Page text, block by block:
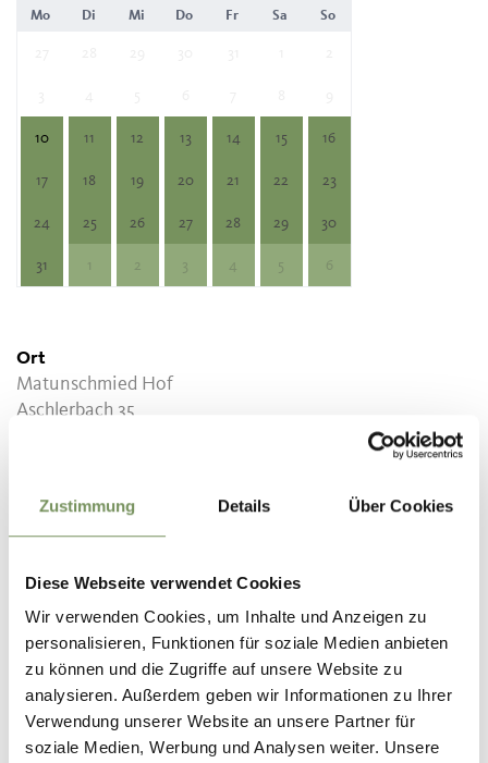
Zustimmung Details Über Cookies
Diese Webseite verwendet Cookies
Wir verwenden Cookies, um Inhalte und Anzeigen zu
personalisieren, Funktionen für soziale Medien anbieten
zu können und die Zugriffe auf unsere Website zu
analysieren. Außerdem geben wir Informationen zu Ihrer
Verwendung unserer Website an unsere Partner für
soziale Medien, Werbung und Analysen weiter. Unsere
Mo Di Mi Do Fr Sa So
10 11 12 13 14 15 16
17 18 19 20 21 22 23
24 25 26 27 28 29 30
31 1 2 3 4 5 6
Ort
Matunschmied Hof
Aschlerbach 35
Matunschmied Hof
Aschlerbach 35
T+39 340 546 1835
T+39 340 54 61 835
Treffpunkt
Matunschmied Hof